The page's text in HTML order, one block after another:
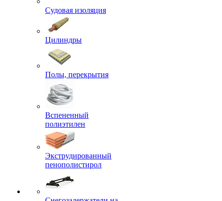
Судовая изоляция
Цилиндры
Полы, перекрытия
Вспененный
полиэтилен
Экструдированный
пенополистирол